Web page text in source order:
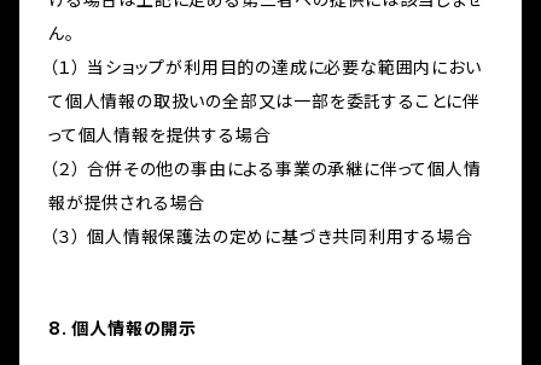
ん。
（１） 当ショップが利用目的の達成に必要な範囲内におい
て個人情報の取扱いの全部又は一部を委託することに伴
って個人情報を提供する場合
（２） 合併その他の事由による事業の承継に伴って個人情
報が提供される場合
（３） 個人情報保護法の定めに基づき共同利用する場合
8. 個人情報の開示